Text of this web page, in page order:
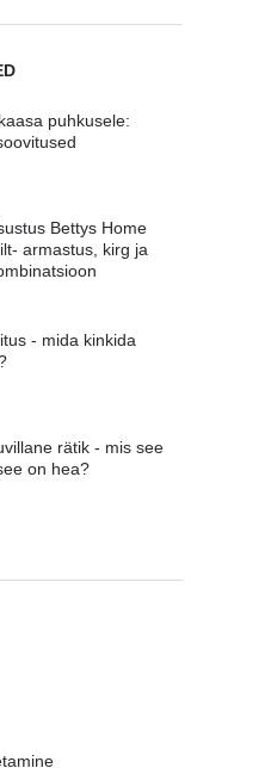
puhkusele:
Bettys Home
armastus, kirg ja
- mida kinkida
rätik - mis see
on hea?